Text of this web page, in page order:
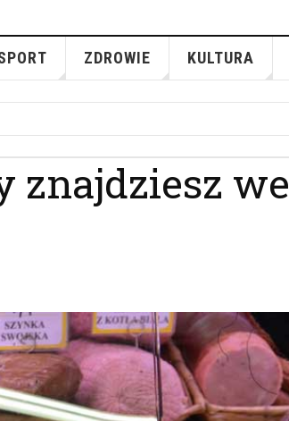
ZDROWIE KULTURA
znajdziesz we